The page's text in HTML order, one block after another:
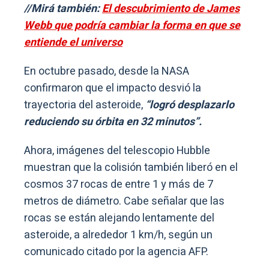
//Mirá también:El descubrimiento de James
Webb que podría cambiar la forma en que se
entiende el universo
En octubre pasado, desde la NASA
confirmaron que el impacto desvió la
trayectoria del asteroide, “logró desplazarlo
reduciendo su órbita en 32 minutos”.
Ahora, imágenes del telescopio Hubble
muestran que la colisión también liberó en el
cosmos 37 rocas de entre 1 y más de 7
metros de diámetro. Cabe señalar que las
rocas se están alejando lentamente del
asteroide, a alrededor 1 km/h, según un
comunicado citado por la agencia AFP.